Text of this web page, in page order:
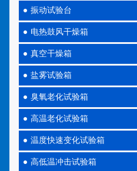
振动试验台
电热鼓风干燥箱
真空干燥箱
盐雾试验箱
臭氧老化试验箱
高温老化试验箱
温度快速变化试验箱
高低温冲击试验箱